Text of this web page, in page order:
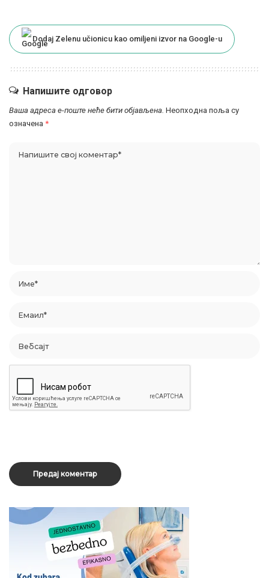
Dodaj Zelenu učionicu kao omiljeni izvor na Google-u
Напишите одговор
Ваша адреса е-поште неће бити објављена. Неопходна поља су
означена *